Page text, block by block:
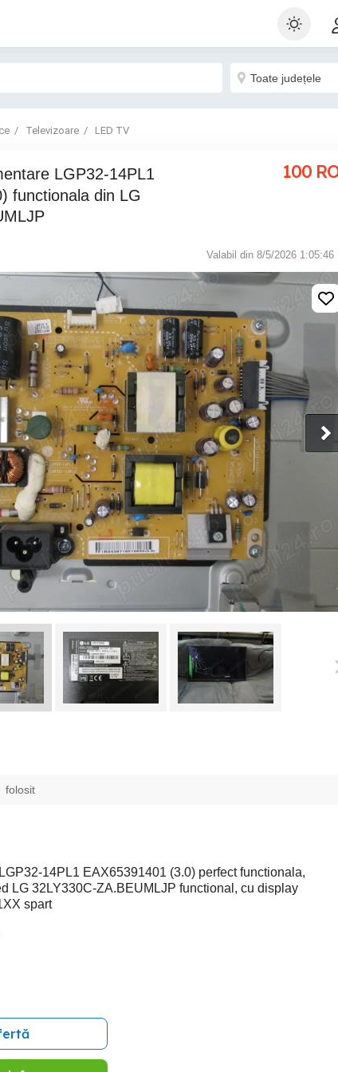
Televizoare LED TV
LGP32-14PL1
functionala din LG
100
Valabil din 8/5/2026 1:05:46
folosit
14PL1 EAX65391401 (3.0) perfect functionala,
LG 32LY330C-ZA.BEUMLJP functional, cu display
spart